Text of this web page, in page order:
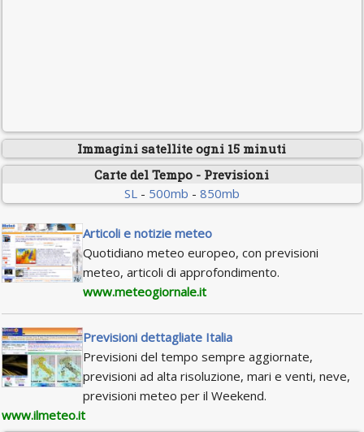
Immagini satellite ogni 15 minuti
Carte del Tempo - Previsioni
SL- 500mb - 850mb
Articoli e notizie meteo
Quotidiano meteo europeo, con previsioni
meteo, articoli di approfondimento.
www.meteogiornale.it
Previsioni dettagliate Italia
Previsioni del tempo sempre aggiornate,
previsioni ad alta risoluzione, mari e venti, neve,
previsioni meteo per il Weekend.
www.ilmeteo.it